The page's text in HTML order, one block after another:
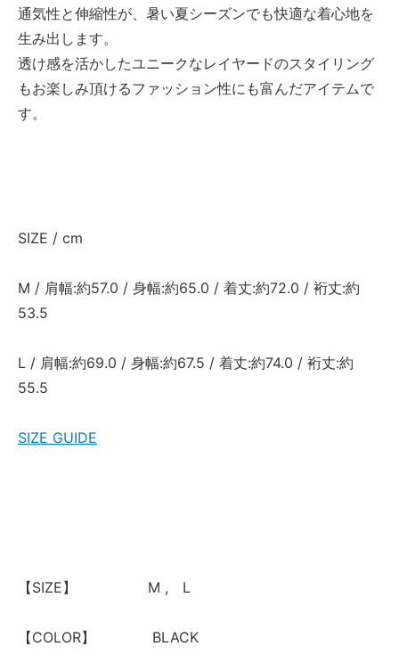
通気性と伸縮性が、暑い夏シーズンでも快適な着心地を
生み出します。
透け感を活かしたユニークなレイヤードのスタイリング
もお楽しみ頂けるファッション性にも富んだアイテムで
す。
SIZE / cm
M / 肩幅:約57.0 / 身幅:約65.0 / 着丈:約72.0 / 裄丈:約
53.5
L / 肩幅:約69.0 / 身幅:約67.5 / 着丈:約74.0 / 裄丈:約
55.5
SIZE GUIDE
【SIZE】 M , L
【COLOR】 BLACK